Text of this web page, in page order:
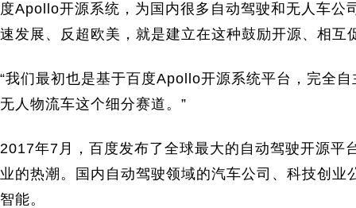
度Apollo开源系统，为国内很多自动驾驶和无人车
速发展、反超欧美，就是建立在这种鼓励开源、相互
“我们最初也是基于百度Apollo开源系统平台，完全
无人物流车这个细分赛道。”
2017年7月，百度发布了全球最大的自动驾驶开源
业的热潮。国内自动驾驶领域的汽车公司、科技创
智能。